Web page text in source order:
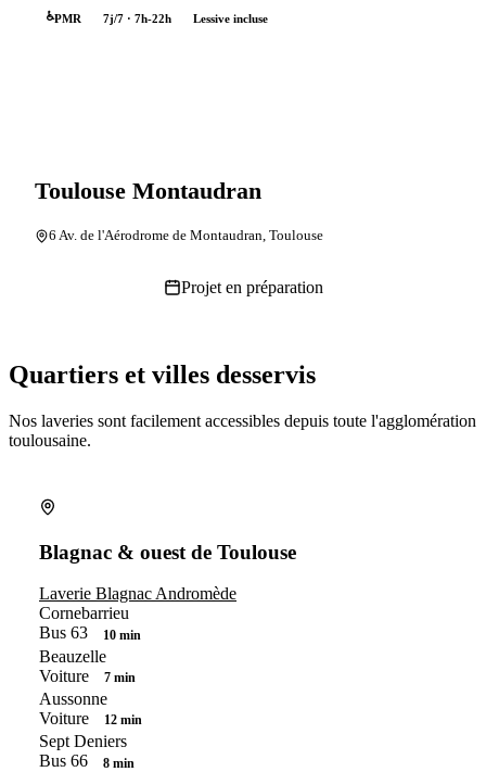
♿PMR 7j/7 · 7h-22h Lessive incluse
Toulouse Montaudran
6 Av. de l'Aérodrome de Montaudran, Toulouse
Projet en préparation
Quartiers et villes desservis
Nos laveries sont facilement accessibles depuis toute l'agglomération
toulousaine.
Blagnac & ouest de Toulouse
Laverie Blagnac Andromède
Cornebarrieu
Bus 63
10 min
Beauzelle
Voiture
7 min
Aussonne
Voiture
12 min
Sept Deniers
Bus 66
8 min